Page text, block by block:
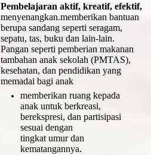
Pembelajaran aktif, kreatif, efektif,
menyenangkan.memberikan bantuan
berupa sandang seperti seragam,
sepatu, tas, buku dan lain-lain.
Pangan seperti pemberian makanan
tambahan anak sekolah (PMTAS),
kesehatan, dan pendidikan yang
memadai bagi anak
memberikan ruang kepada
anak untuk berkreasi,
berekspresi, dan partisipasi
sesuai dengan
tingkat umur dan
kematangannya.